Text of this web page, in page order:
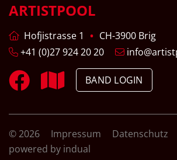
ARTISTPOOL
Hofjistrasse 1
CH-3900 Brig
+41 (0)27 924 20 20
BAND LOGIN
© 2026 Impressum
Datenschutz
powered by indual